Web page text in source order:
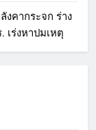
คากระจก ร่าง
เร่งหาปมเหตุ